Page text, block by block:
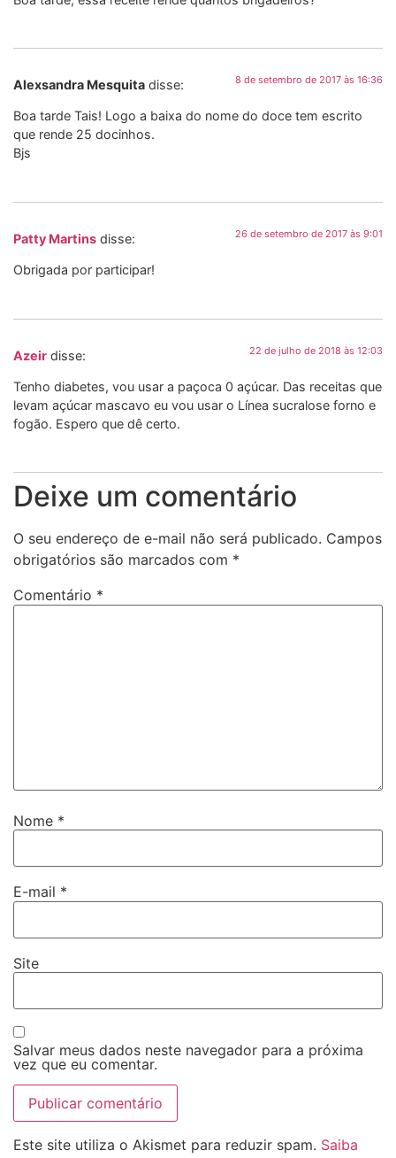
Alexsandra Mesquita disse: 8 de setembro de 2017 às 16:36
Boa tarde Tais! Logo a baixa do nome do doce tem escrito
que rende 25 docinhos.
Bjs
Patty Martins disse: 26 de setembro de 2017 às 9:01
Obrigada por participar!
Azeir disse: 22 de julho de 2018 às 12:03
Tenho diabetes, vou usar a paçoca 0 açúcar. Das receitas que
levam açúcar mascavo eu vou usar o Línea sucralose forno e
fogão. Espero que dê certo.
Deixe um comentário
O seu endereço de e-mail não será publicado. Campos
obrigatórios são marcados com *
Comentário *
Nome *
E-mail *
Site
Salvar meus dados neste navegador para a próxima
vez que eu comentar.
Este site utiliza o Akismet para reduzir spam. Saiba